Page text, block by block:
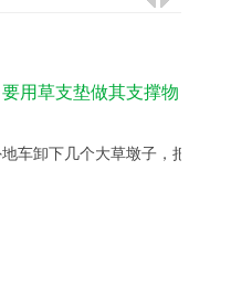
用草支垫做其支撑物
车卸下几个大草墩子，把路都...